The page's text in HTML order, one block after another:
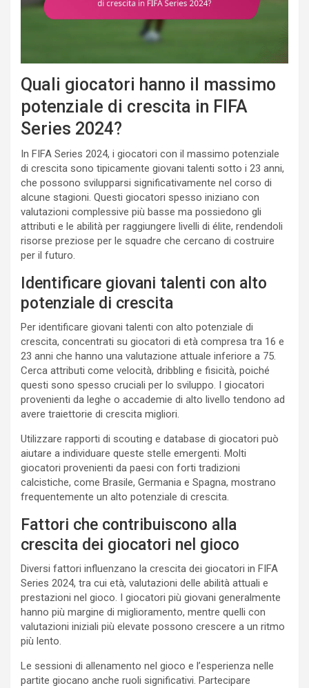
Quali giocatori hanno il massimo
potenziale di crescita in FIFA
Series 2024?
In FIFA Series 2024, i giocatori con il massimo potenziale
di crescita sono tipicamente giovani talenti sotto i 23 anni,
che possono svilupparsi significativamente nel corso di
alcune stagioni. Questi giocatori spesso iniziano con
valutazioni complessive più basse ma possiedono gli
attributi e le abilità per raggiungere livelli di élite, rendendoli
risorse preziose per le squadre che cercano di costruire
per il futuro.
Identificare giovani talenti con alto
potenziale di crescita
Per identificare giovani talenti con alto potenziale di
crescita, concentrati su giocatori di età compresa tra 16 e
23 anni che hanno una valutazione attuale inferiore a 75.
Cerca attributi come velocità, dribbling e fisicità, poiché
questi sono spesso cruciali per lo sviluppo. I giocatori
provenienti da leghe o accademie di alto livello tendono ad
avere traiettorie di crescita migliori.
Utilizzare rapporti di scouting e database di giocatori può
aiutare a individuare queste stelle emergenti. Molti
giocatori provenienti da paesi con forti tradizioni
calcistiche, come Brasile, Germania e Spagna, mostrano
frequentemente un alto potenziale di crescita.
Fattori che contribuiscono alla
crescita dei giocatori nel gioco
Diversi fattori influenzano la crescita dei giocatori in FIFA
Series 2024, tra cui età, valutazioni delle abilità attuali e
prestazioni nel gioco. I giocatori più giovani generalmente
hanno più margine di miglioramento, mentre quelli con
valutazioni iniziali più elevate possono crescere a un ritmo
più lento.
Le sessioni di allenamento nel gioco e l’esperienza nelle
partite giocano anche ruoli significativi. Partecipare